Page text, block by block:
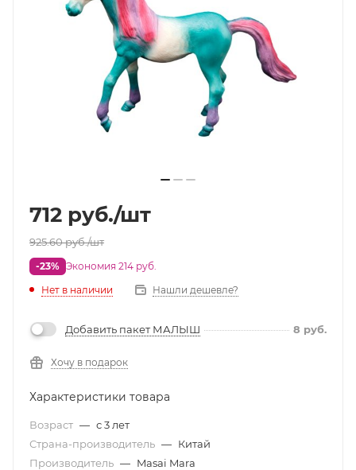
712 руб./шт
925.60руб./шт
-23% Экономия 214 руб.
Нет в наличии
Нашли дешевле?
Добавить пакет МАЛЫШ 8 руб.
Хочу в подарок
Характеристики товара
Возраст — с 3 лет
Страна-производитель — Китай
Производитель — Masai Mara